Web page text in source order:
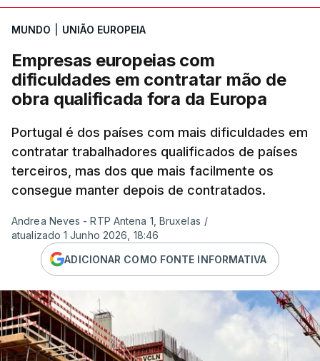
MUNDO UNIÃO EUROPEIA
Empresas europeias com
dificuldades em contratar mão de
obra qualificada fora da Europa
Portugal é dos países com mais dificuldades em
contratar trabalhadores qualificados de países
terceiros, mas dos que mais facilmente os
consegue manter depois de contratados.
Andrea Neves - RTP Antena 1, Bruxelas /
atualizado 1 Junho 2026, 18:46
ADICIONAR COMO FONTE INFORMATIVA